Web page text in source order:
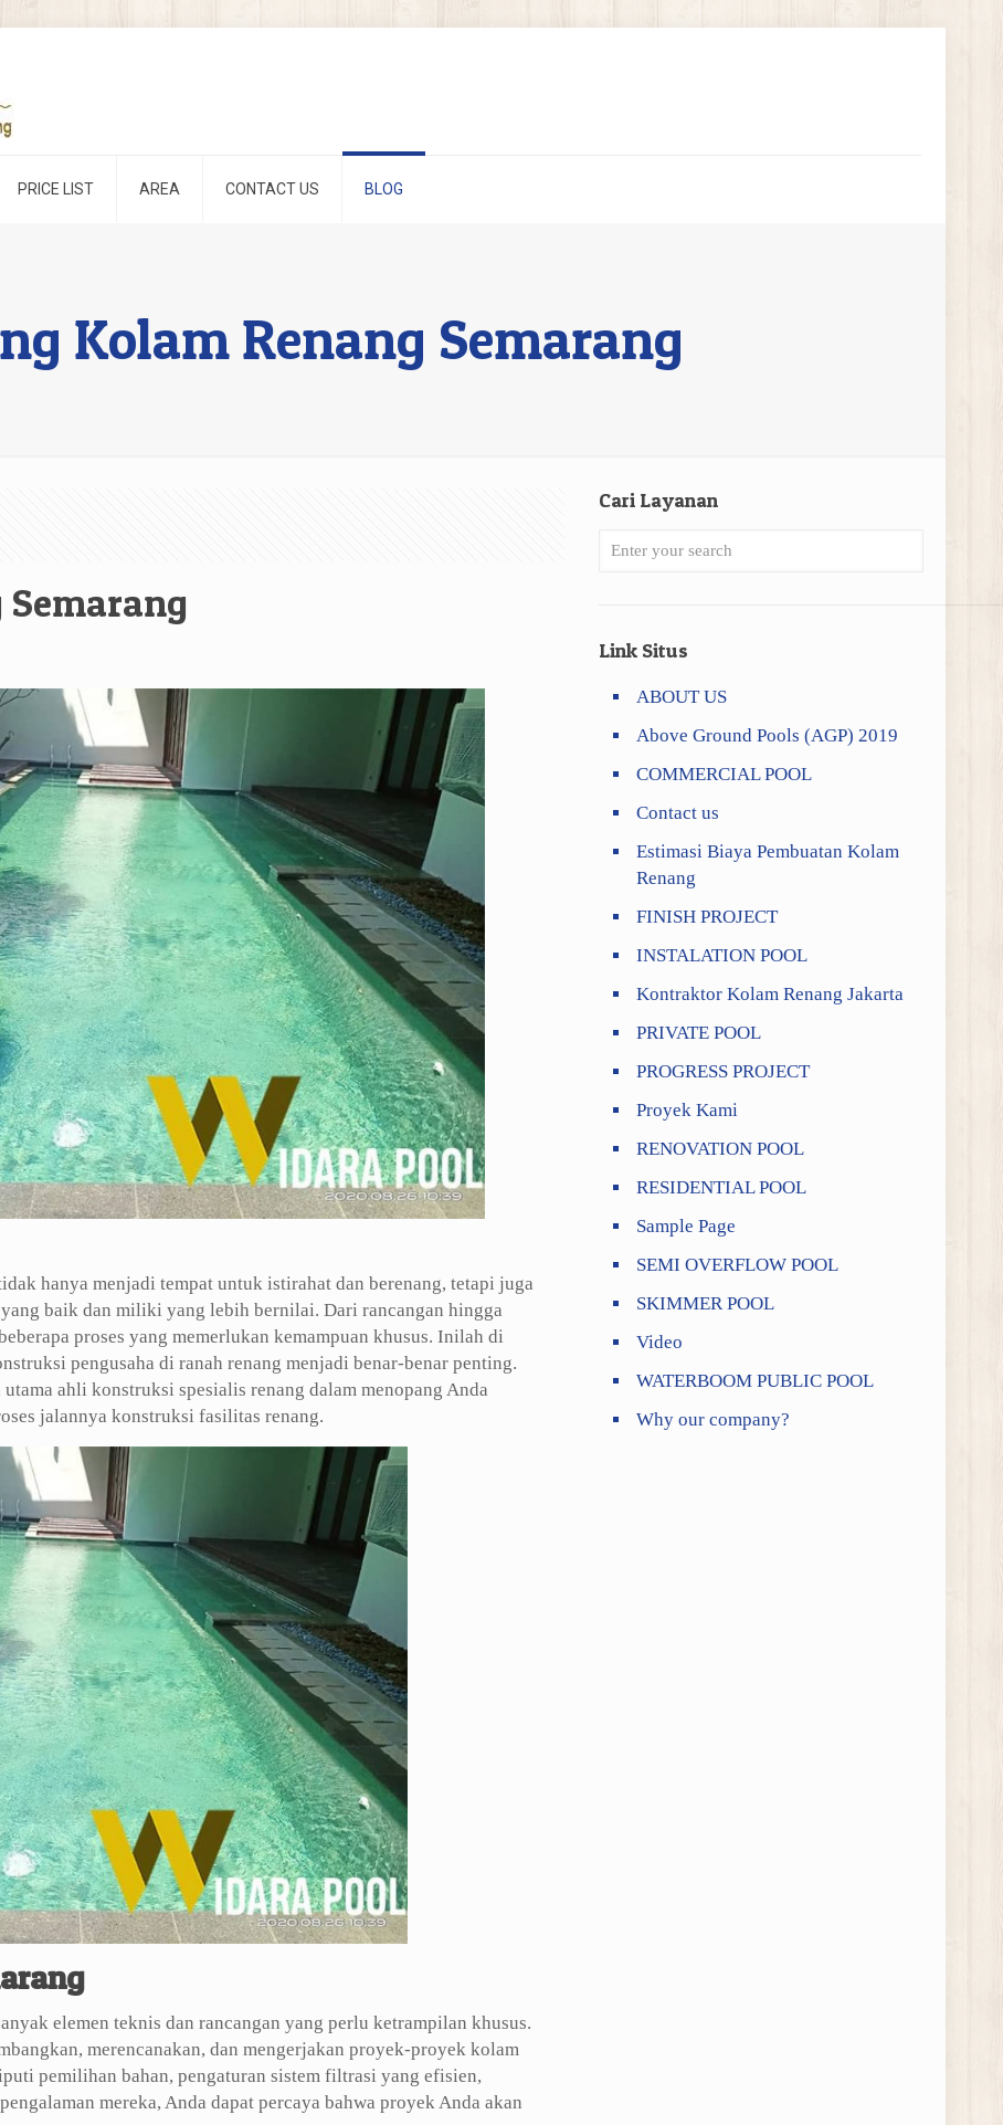
PRICE LIST AREA CONTACT US BLOG
Kolam Renang Semarang
hanya menjadi tempat untuk istirahat dan berenang, tetapi juga
baik dan miliki yang lebih bernilai. Dari rancangan hingga
proses yang memerlukan kemampuan khusus. Inilah di
pengusaha di ranah renang menjadi benar-benar penting.
ahli konstruksi spesialis renang dalam menopang Anda
jalannya konstruksi fasilitas renang.
elemen teknis dan rancangan yang perlu ketrampilan khusus.
merencanakan, dan mengerjakan proyek-proyek kolam
pemilihan bahan, pengaturan sistem filtrasi yang efisien,
mereka, Anda dapat percaya bahwa proyek Anda akan
Cari Layanan
Link Situs
ABOUT US
Above Ground Pools (AGP) 2019
COMMERCIAL POOL
Contact us
Estimasi Biaya Pembuatan Kolam
Renang
FINISH PROJECT
INSTALATION POOL
Kontraktor Kolam Renang Jakarta
PRIVATE POOL
PROGRESS PROJECT
Proyek Kami
RENOVATION POOL
RESIDENTIAL POOL
Sample Page
SEMI OVERFLOW POOL
SKIMMER POOL
Video
WATERBOOM PUBLIC POOL
Why our company?